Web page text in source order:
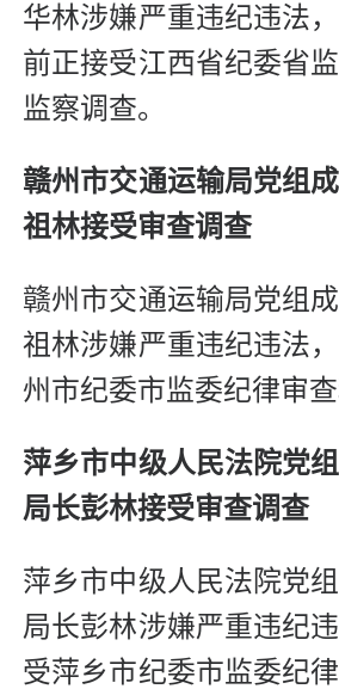
华林涉嫌严重违纪违法
前正接受江西省纪委省
监察调查。
赣州市交通运输局党组
祖林接受审查调查
赣州市交通运输局党组
祖林涉嫌严重违纪违法
州市纪委市监委纪律审查
萍乡市中级人民法院党
局长彭林接受审查调查
萍乡市中级人民法院党
局长彭林涉嫌严重违纪
受萍乡市纪委市监委纪